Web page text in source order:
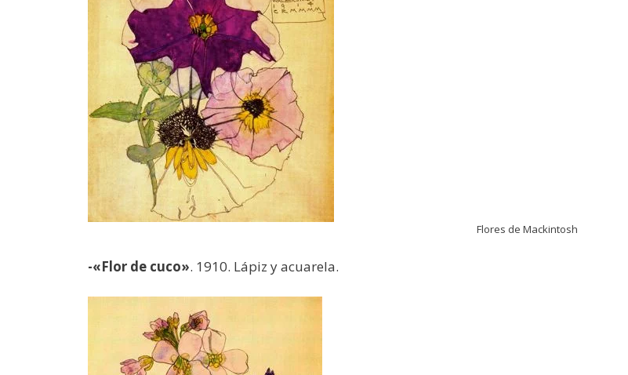
Flores de Mackintosh
-«Flor de cuco». 1910. Lápiz y acuarela.